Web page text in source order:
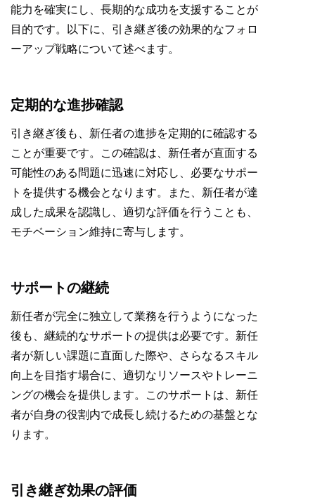
能力を確実にし、長期的な成功を支援することが
目的です。以下に、引き継ぎ後の効果的なフォロ
ーアップ戦略について述べます。
定期的な進捗確認
引き継ぎ後も、新任者の進捗を定期的に確認する
ことが重要です。この確認は、新任者が直面する
可能性のある問題に迅速に対応し、必要なサポー
トを提供する機会となります。また、新任者が達
成した成果を認識し、適切な評価を行うことも、
モチベーション維持に寄与します。
サポートの継続
新任者が完全に独立して業務を行うようになった
後も、継続的なサポートの提供は必要です。新任
者が新しい課題に直面した際や、さらなるスキル
向上を目指す場合に、適切なリソースやトレーニ
ングの機会を提供します。このサポートは、新任
者が自身の役割内で成長し続けるための基盤とな
ります。
引き継ぎ効果の評価